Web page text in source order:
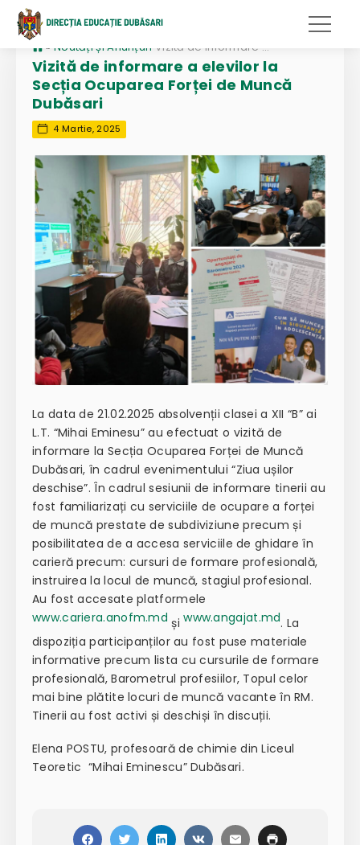
» Noutăți și Anunțuri Vizită de informare a elevilor la Secția Ocuparea Forței de Muncă Dubăsari
Vizită de informare a elevilor la
Secția Ocuparea Forței de Muncă
Dubăsari
4 Martie, 2025
La data de 21.02.2025 absolvenții clasei a XII “B” ai
L.T. “Mihai Eminesu” au efectuat o vizită de
informare la Secția Ocuparea Forței de Muncă
Dubăsari, în cadrul evenimentului “Ziua ușilor
deschise”. În cadrul sesiunii de informare tinerii au
fost familiarizați cu serviciile de ocupare a forței
de muncă prestate de subdiviziune precum și
posibilitatea de a accesa serviciile de ghidare în
carieră precum: cursuri de formare profesională,
instruirea la locul de muncă, stagiul profesional.
Au fost accesate platformele
www.cariera.anofm.md și www.angajat.md. La
dispoziția participanților au fost puse materiale
informative precum lista cu cursurile de formare
profesională, Barometrul profesiilor, Topul celor
mai bine plătite locuri de muncă vacante în RM.
Tinerii au fost activi și deschiși în discuții.
Elena POSTU, profesoară de chimie din Liceul
Teoretic “Mihai Eminescu” Dubăsari.